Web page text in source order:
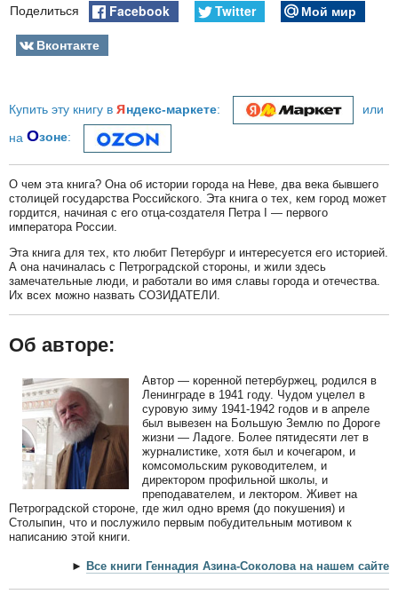
Поделиться Facebook Twitter
Мой мир
Вконтакте
Купить эту книгу в яндекс-маркете: или
на Озоне:
О чем эта книга? Она об истории города на Неве, два века бывшего
столицей государства Российского. Эта книга о тех, кем город может
гордится, начиная с его отца-создателя Петра I — первого
императора России.
Эта книга для тех, кто любит Петербург и интересуется его историей.
А она начиналась с Петроградской стороны, и жили здесь
замечательные люди, и работали во имя славы города и отечества.
Их всех можно назвать СОЗИДАТЕЛИ.
Об авторе:
Автор — коренной петербуржец, родился в
Ленинграде в 1941 году. Чудом уцелел в
суровую зиму 1941-1942 годов и в апреле
был вывезен на Большую Землю по Дороге
жизни — Ладоге. Более пятидесяти лет в
журналистике, хотя был и кочегаром, и
комсомольским руководителем, и
директором профильной школы, и
преподавателем, и лектором. Живет на
Петроградской стороне, где жил одно время (до покушения) и
Столыпин, что и послужило первым побудительным мотивом к
написанию этой книги.
► Все книги Геннадия Азина-Соколова на нашем сайте